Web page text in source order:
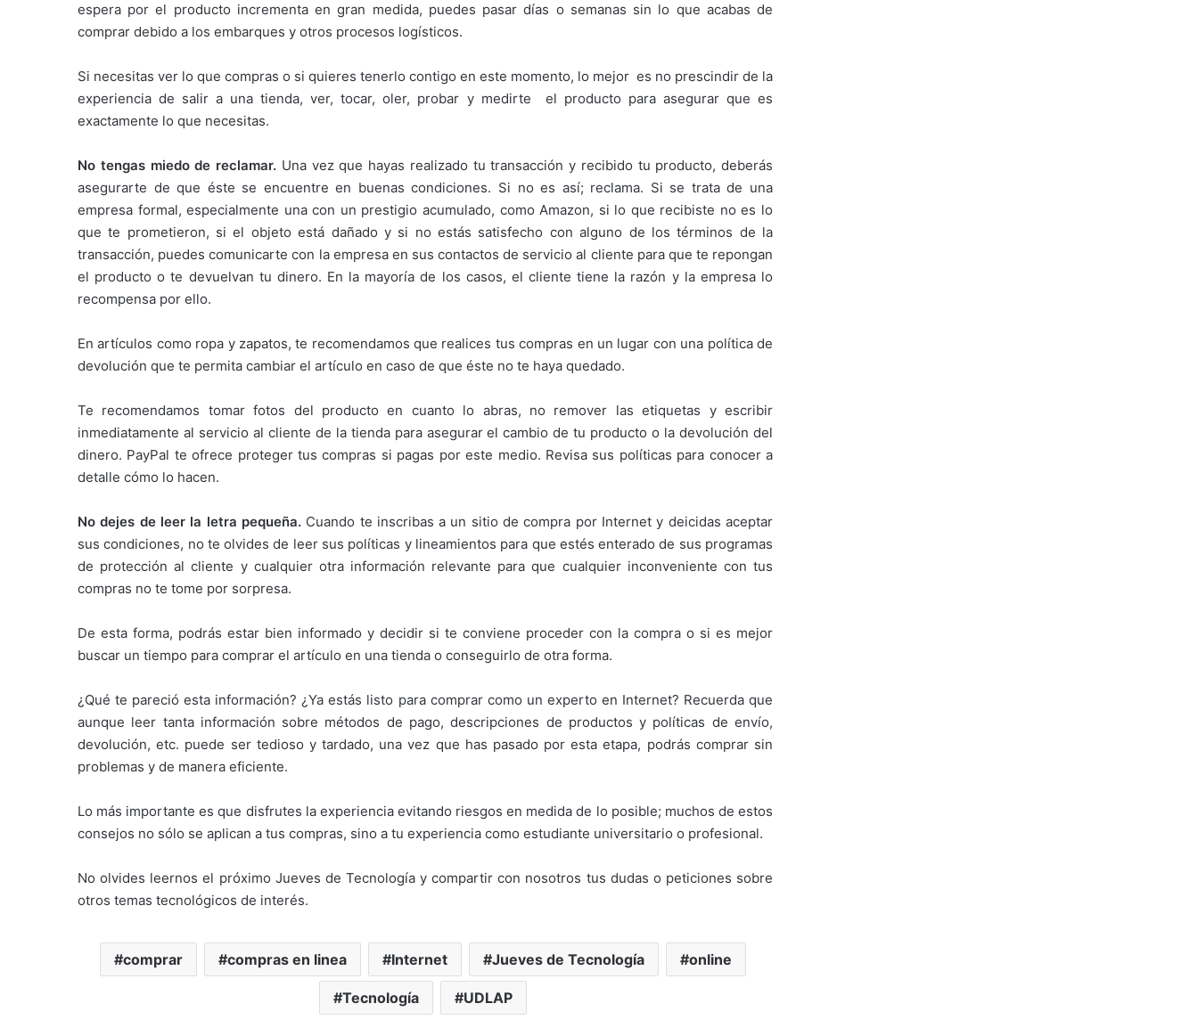
espera por el producto incrementa en gran medida, puedes pasar días o semanas sin lo que acabas de
comprar debido a los embarques y otros procesos logísticos.
Si necesitas ver lo que compras o si quieres tenerlo contigo en este momento, lo mejor es no prescindir de la
experiencia de salir a una tienda, ver, tocar, oler, probar y medirte el producto para asegurar que es
exactamente lo que necesitas.
No tengas miedo de reclamar. Una vez que hayas realizado tu transacción y recibido tu producto, deberás
asegurarte de que éste se encuentre en buenas condiciones. Si no es así; reclama. Si se trata de una
empresa formal, especialmente una con un prestigio acumulado, como Amazon, si lo que recibiste no es lo
que te prometieron, si el objeto está dañado y si no estás satisfecho con alguno de los términos de la
transacción, puedes comunicarte con la empresa en sus contactos de servicio al cliente para que te repongan
el producto o te devuelvan tu dinero. En la mayoría de los casos, el cliente tiene la razón y la empresa lo
recompensa por ello.
En artículos como ropa y zapatos, te recomendamos que realices tus compras en un lugar con una política de
devolución que te permita cambiar el artículo en caso de que éste no te haya quedado.
Te recomendamos tomar fotos del producto en cuanto lo abras, no remover las etiquetas y escribir
inmediatamente al servicio al cliente de la tienda para asegurar el cambio de tu producto o la devolución del
dinero. PayPal te ofrece proteger tus compras si pagas por este medio. Revisa sus políticas para conocer a
detalle cómo lo hacen.
No dejes de leer la letra pequeña.Cuando te inscribas a un sitio de compra por Internet y deicidas aceptar
sus condiciones, no te olvides de leer sus políticas y lineamientos para que estés enterado de sus programas
de protección al cliente y cualquier otra información relevante para que cualquier inconveniente con tus
compras no te tome por sorpresa.
De esta forma, podrás estar bien informado y decidir si te conviene proceder con la compra o si es mejor
buscar un tiempo para comprar el artículo en una tienda o conseguirlo de otra forma.
¿Qué te pareció esta información? ¿Ya estás listo para comprar como un experto en Internet? Recuerda que
aunque leer tanta información sobre métodos de pago, descripciones de productos y políticas de envío,
devolución, etc. puede ser tedioso y tardado, una vez que has pasado por esta etapa, podrás comprar sin
problemas y de manera eficiente.
Lo más importante es que disfrutes la experiencia evitando riesgos en medida de lo posible; muchos de estos
consejos no sólo se aplican a tus compras, sino a tu experiencia como estudiante universitario o profesional.
No olvides leernos el próximo Jueves de Tecnología y compartir con nosotros tus dudas o peticiones sobre
otros temas tecnológicos de interés.
comprar compras en linea Internet Jueves de Tecnología online
Tecnología UDLAP